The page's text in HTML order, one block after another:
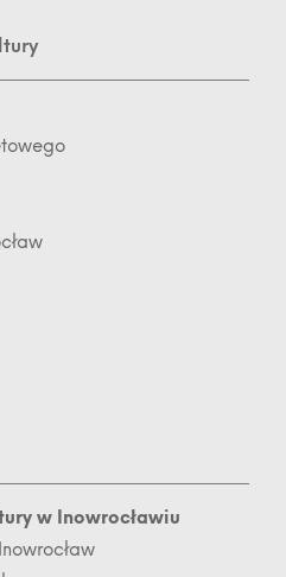
w Inowrocławiu